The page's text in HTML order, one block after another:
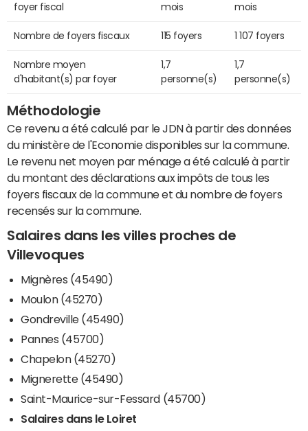
foyer fiscal
mois
mois
Nombre de foyers fiscaux 115 foyers 1 107 foyers
Nombre moyen
d'habitant(s) par foyer
1,7
personne(s)
1,7
personne(s)
Méthodologie
Ce revenu a été calculé par le JDN à partir des données
du ministère de l'Economie disponibles sur la commune.
Le revenu net moyen par ménage a été calculé à partir
du montant des déclarations aux impôts de tous les
foyers fiscaux de la commune et du nombre de foyers
recensés sur la commune.
Salaires dans les villes proches de
Villevoques
Mignères (45490)
Moulon (45270)
Gondreville (45490)
Pannes (45700)
Chapelon (45270)
Mignerette (45490)
Saint-Maurice-sur-Fessard (45700)
Salaires dans le Loiret